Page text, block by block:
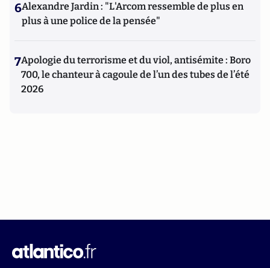
6Alexandre Jardin : "L'Arcom ressemble de plus en
plus à une police de la pensée"
7Apologie du terrorisme et du viol, antisémite : Boro
700, le chanteur à cagoule de l’un des tubes de l’été
2026